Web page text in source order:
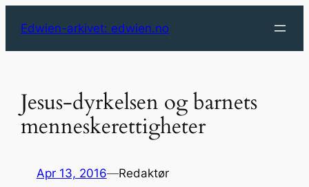
content
Edwien-arkivet: edwien.no
Jesus-dyrkelsen og barnets
menneskerettigheter
Apr 13, 2016—Redaktør